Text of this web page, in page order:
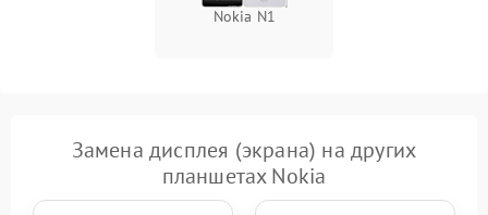
Nokia N1
Замена дисплея (экрана) на других
планшетах Nokia